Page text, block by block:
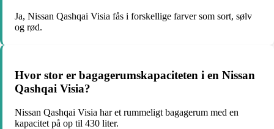
Ja, Nissan Qashqai Visia fås i forskellige farver som sort, sølv
og rød.
Hvor stor er bagagerumskapaciteten i en Nissan
Qashqai Visia?
Nissan Qashqai Visia har et rummeligt bagagerum med en
kapacitet på op til 430 liter.